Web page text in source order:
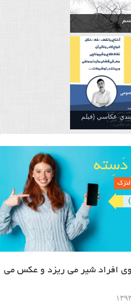
عكاسي (فیلم
افراد شیر می ریزد و عکس می